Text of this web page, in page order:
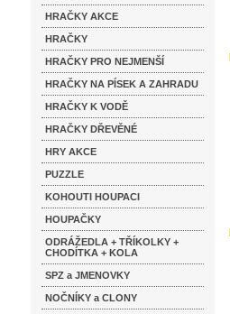
HRAČKY AKCE
HRAČKY
HRAČKY PRO NEJMENŠÍ
HRAČKY NA PÍSEK A ZAHRADU
HRAČKY K VODĚ
HRAČKY DŘEVĚNÉ
HRY AKCE
PUZZLE
KOHOUTI HOUPACI
HOUPAČKY
ODRÁŽEDLA + TŘÍKOLKY +
CHODÍTKA + KOLA
SPZ a JMENOVKY
NOČNÍKY a CLONY